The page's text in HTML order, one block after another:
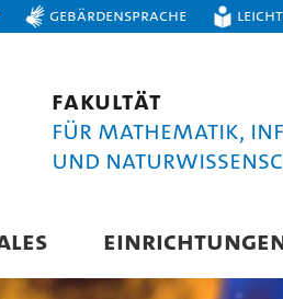
Gebärdensprache
Fakultät
für Mathematik,
und